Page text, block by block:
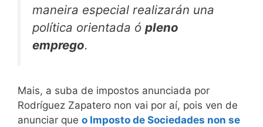
maneira especial realizarán una
política orientada ó pleno
emprego.
Mais, a suba de impostos anunciada por
Rodríguez Zapatero non vai por aí, pois ven de
anunciar que o Imposto de Sociedades non se